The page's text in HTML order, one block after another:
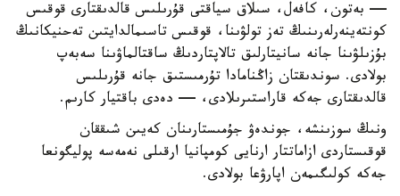
— بەتون، كافەل، سىلاق سياقتى قۇرىلىس قالدىقتارى قوقىس
كونتەينەرلەرىنىڭ تەز تولۋىنا، قوقىس تاسىمالدايتىن تەحنيكانىڭ
بۇزىلۋىنا جانە سانيتارلىق تالاپتاردىڭ ساقتالماۋىنا سەبەپ
بولادى. سوندىقتان زاڭنامادا تۇرمىستىق جانە قۇرىلىس
قالدىقتارى جەكە قاراستىرىلادى، — دەدى باقتيار كارىم.
ونىڭ سوزىنشە، جوندەۋ جۇمىستارىنان كەيىن شىققان
قوقىستاردى ازاماتتار ارنايى كومپانيا ارقىلى نەمەسە پوليگونعا
جەكە كولىگىمەن اپارۋعا بولادى.